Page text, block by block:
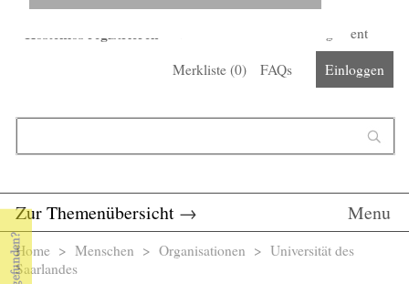
Kostenlos registrieren
Corona-Management
Merkliste (0) FAQs Einloggen
Zur Themenübersicht → Menu
Sie sind hier
Home > Menschen > Organisationen > Universität des
Saarlandes